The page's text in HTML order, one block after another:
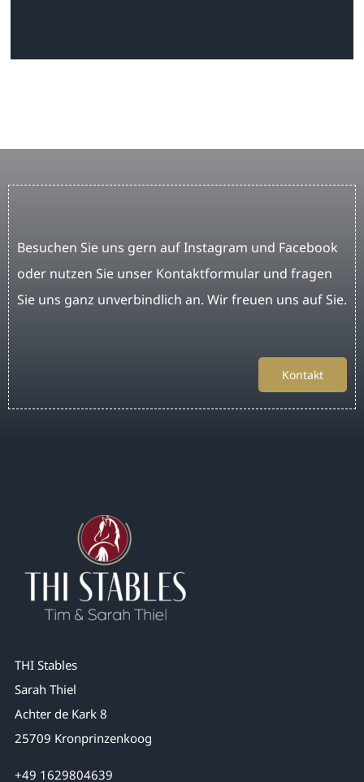
Besuchen Sie uns gern auf Instagram und Facebook
oder nutzen Sie unser Kontaktformular und fragen
Sie uns ganz unverbindlich an. Wir freuen uns auf Sie.
Kontakt
THI Stables
Sarah Thiel
Achter de Kark 8
25709 Kronprinzenkoog
+49 1629804639